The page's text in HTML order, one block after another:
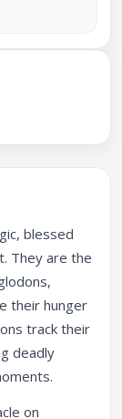
blessed
They are the
their hunger
track their
deadly
on